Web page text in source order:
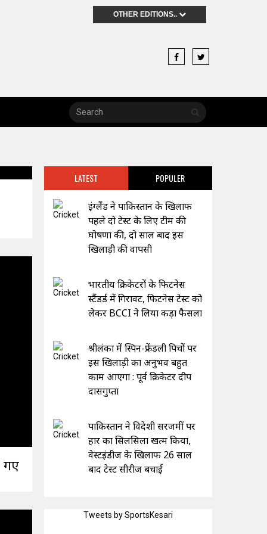
OTHER EDITIONS..
गए
LATEST POPULER
इंग्लैंड ने पाकिस्तान के खिलाफ
पहले दो टेस्ट के लिए टीम की
घोषणा की, दो साल बाद इस
खिलाड़ी की वापसी
भारतीय क्रिकेटरों के फिटनेस
स्टैंडर्ड में गिरावट, फिटनेस टेस्ट को
लेकर BCCI ने लिया कड़ा फैसला
श्रीलंका में स्पिन-फ्रेंडली पिचों पर
इस खिलाड़ी का अनुभव बहुत
काम आएगा : पूर्व क्रिकेटर दीप
दासगुप्ता
पाकिस्तान ने विदेशी सरजमीं पर
हार का सिलसिला खत्म किया,
वेस्टइंडीज के खिलाफ 26 साल
बाद टेस्ट सीरीज बचाई
Tweets by SportsKesari